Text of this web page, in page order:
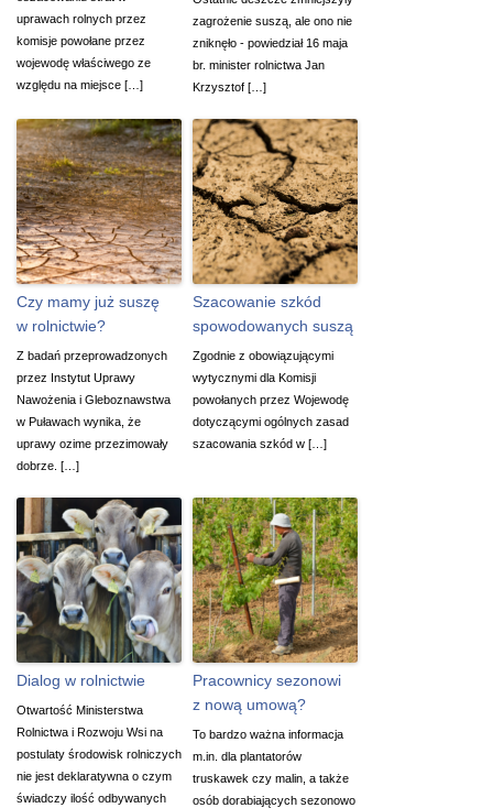
uprawach rolnych przez
komisje powołane przez
wojewodę właściwego ze
względu na miejsce […]
zagrożenie suszą, ale ono nie
zniknęło - powiedział 16 maja
br. minister rolnictwa Jan
Krzysztof […]
Czy mamy już suszę
w rolnictwie?
Z badań przeprowadzonych
przez Instytut Uprawy
Nawożenia i Gleboznawstwa
w Puławach wynika, że
uprawy ozime przezimowały
dobrze. […]
Szacowanie szkód
spowodowanych suszą
Zgodnie z obowiązującymi
wytycznymi dla Komisji
powołanych przez Wojewodę
dotyczącymi ogólnych zasad
szacowania szkód w […]
Dialog w rolnictwie
Otwartość Ministerstwa
Rolnictwa i Rozwoju Wsi na
postulaty środowisk rolniczych
nie jest deklaratywna o czym
świadczy ilość odbywanych
Pracownicy sezonowi
z nową umową?
To bardzo ważna informacja
m.in. dla plantatorów
truskawek czy malin, a także
osób dorabiających sezonowo